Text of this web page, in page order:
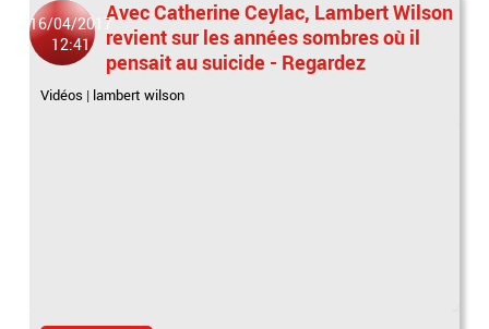
16/04/2017
12:41
Avec Catherine Ceylac, Lambert Wilson
revient sur les années sombres où il
pensait au suicide - Regardez
Vidéos | lambert wilson